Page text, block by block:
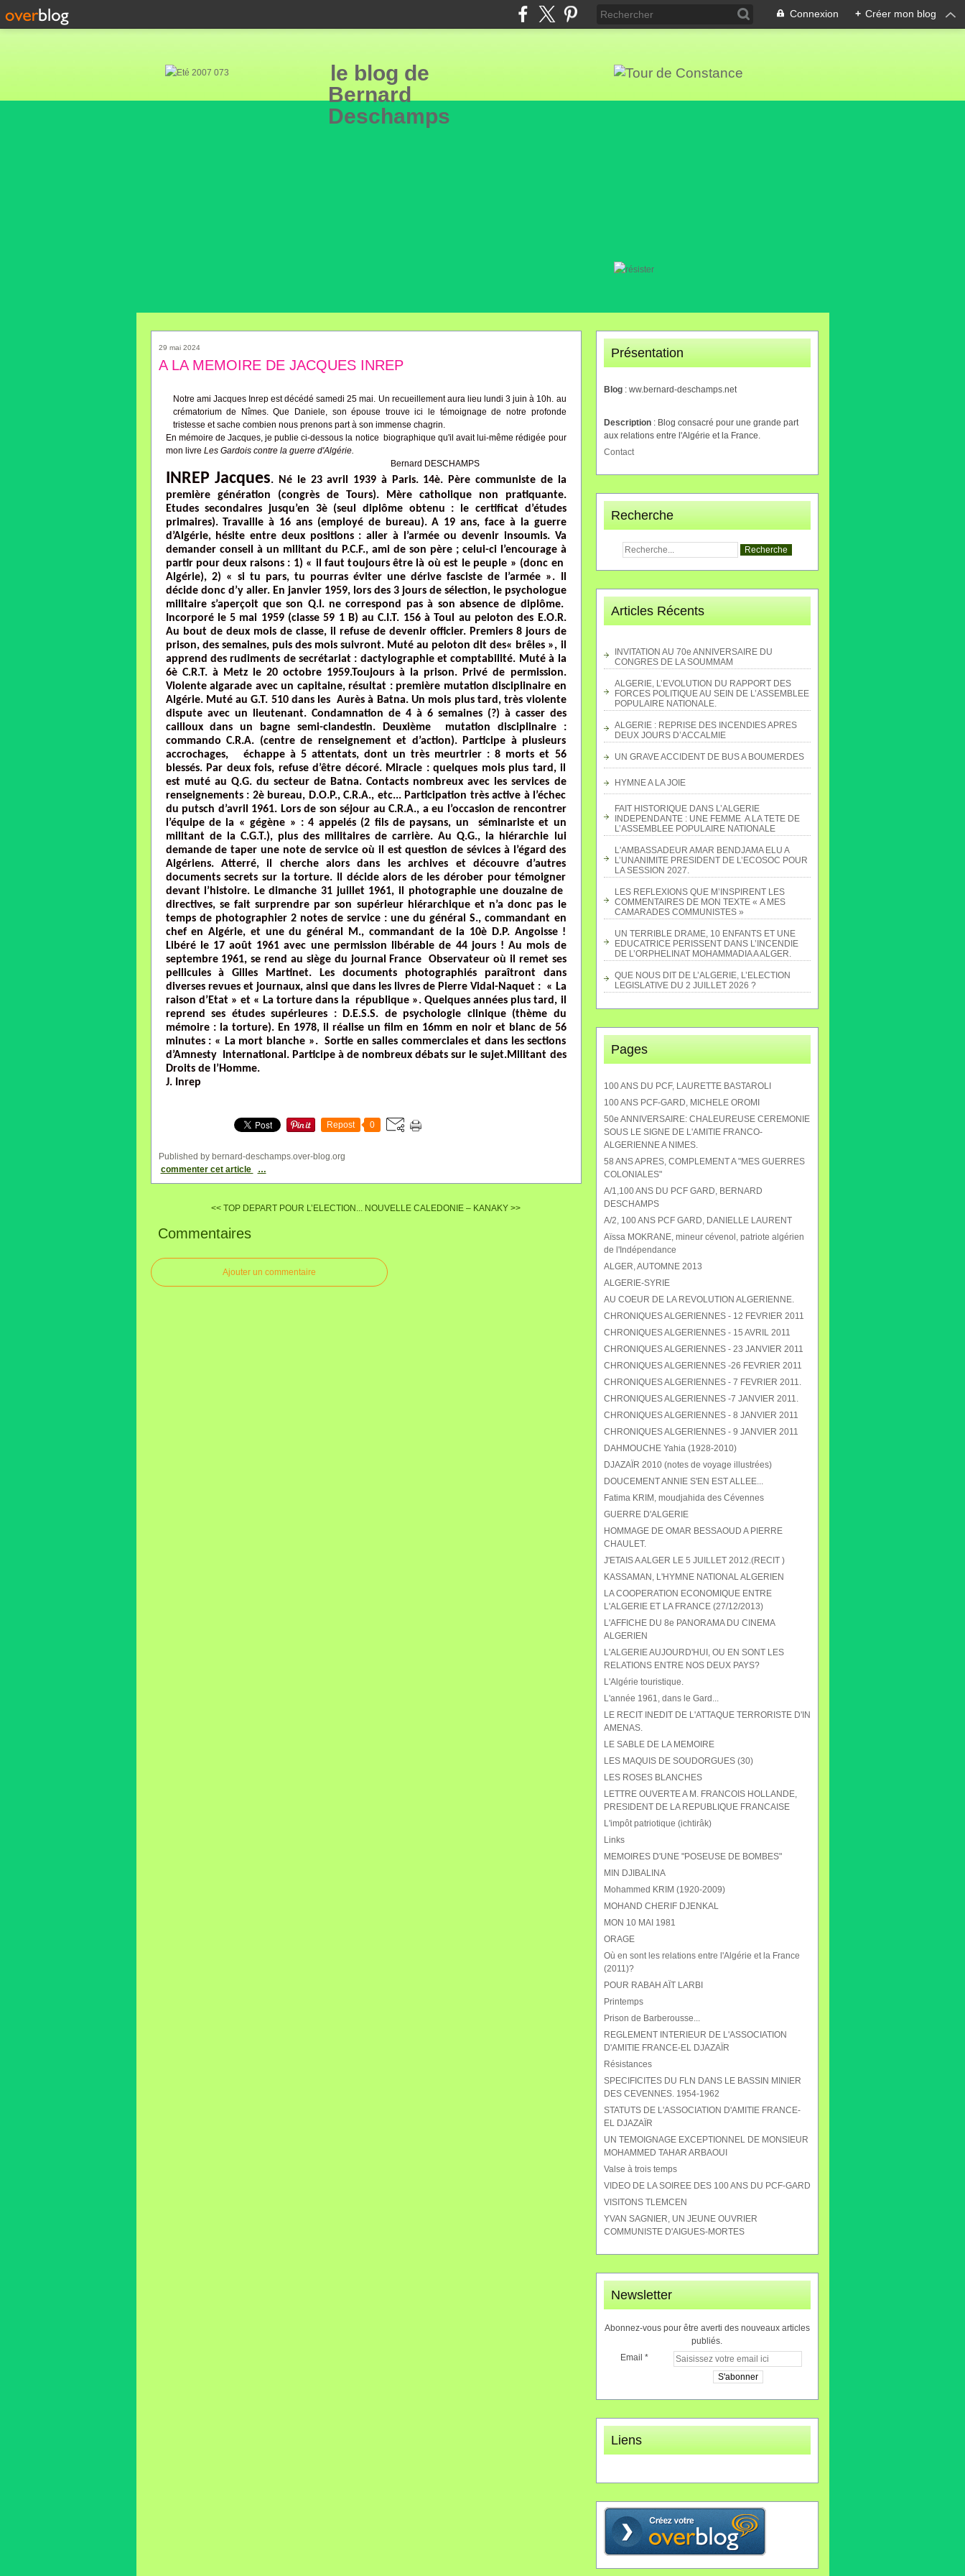
Connexion + Créer mon blog
le blog de
Bernard
Deschamps
29 mai 2024
A LA MEMOIRE DE JACQUES INREP
Notre ami Jacques Inrep est décédé samedi 25 mai. Un recueillement aura lieu lundi 3 juin à 10h. au
crématorium de Nîmes. Que Daniele, son épouse trouve ici le témoignage de notre profonde
tristesse et sache combien nous prenons part à son immense chagrin.
En mémoire de Jacques, je publie ci-dessous la notice biographique qu'il avait lui-même rédigée pour
mon livre Les Gardois contre la guerre d'Algérie.
Bernard DESCHAMPS
INREP Jacques. Né le 23 avril 1939 à Paris. 14è. Père communiste de la
première génération (congrès de Tours). Mère catholique non pratiquante.
Etudes secondaires jusqu’en 3è (seul diplôme obtenu : le certificat d’études
primaires). Travaille à 16 ans (employé de bureau). A 19 ans, face à la guerre
d’Algérie, hésite entre deux positions : aller à l’armée ou devenir insoumis. Va
demander conseil à un militant du P.C.F., ami de son père ; celui-ci l’encourage à
partir pour deux raisons : 1) « il faut toujours être là où est le peuple » (donc en
Algérie), 2) « si tu pars, tu pourras éviter une dérive fasciste de l’armée ». Il
décide donc d’y aller. En janvier 1959, lors des 3 jours de sélection, le psychologue
militaire s’aperçoit que son Q.I. ne correspond pas à son absence de diplôme.
Incorporé le 5 mai 1959 (classe 59 1 B) au C.I.T. 156 à Toul au peloton des E.O.R.
Au bout de deux mois de classe, il refuse de devenir officier. Premiers 8 jours de
prison, des semaines, puis des mois suivront. Muté au peloton dit des« brêles », il
apprend des rudiments de secrétariat : dactylographie et comptabilité. Muté à la
6è C.R.T. à Metz le 20 octobre 1959.Toujours à la prison. Privé de permission.
Violente algarade avec un capitaine, résultat : première mutation disciplinaire en
Algérie. Muté au G.T. 510 dans les Aurès à Batna. Un mois plus tard, très violente
dispute avec un lieutenant. Condamnation de 4 à 6 semaines (?) à casser des
cailloux dans un bagne semi-clandestin. Deuxième mutation disciplinaire :
commando C.R.A. (centre de renseignement et d’action). Participe à plusieurs
accrochages, échappe à 5 attentats, dont un très meurtrier : 8 morts et 56
blessés. Par deux fois, refuse d’être décoré. Miracle : quelques mois plus tard, il
est muté au Q.G. du secteur de Batna. Contacts nombreux avec les services de
renseignements : 2è bureau, D.O.P., C.R.A., etc... Participation très active à l’échec
du putsch d’avril 1961. Lors de son séjour au C.R.A., a eu l’occasion de rencontrer
l’équipe de la « gégène » : 4 appelés (2 fils de paysans, un séminariste et un
militant de la C.G.T.), plus des militaires de carrière. Au Q.G., la hiérarchie lui
demande de taper une note de service où il est question de sévices à l’égard des
Algériens. Atterré, il cherche alors dans les archives et découvre d’autres
documents secrets sur la torture. Il décide alors de les dérober pour témoigner
devant l’histoire. Le dimanche 31 juillet 1961, il photographie une douzaine de
directives, se fait surprendre par son supérieur hiérarchique et n’a donc pas le
temps de photographier 2 notes de service : une du général S., commandant en
chef en Algérie, et une du général M., commandant de la 10è D.P. Angoisse !
Libéré le 17 août 1961 avec une permission libérable de 44 jours ! Au mois de
septembre 1961, se rend au siège du journal France Observateur où il remet ses
pellicules à Gilles Martinet. Les documents photographiés paraîtront dans
diverses revues et journaux, ainsi que dans les livres de Pierre Vidal-Naquet : « La
raison d’Etat » et « La torture dans la république ». Quelques années plus tard, il
reprend ses études supérieures : D.E.S.S. de psychologie clinique (thème du
mémoire : la torture). En 1978, il réalise un film en 16mm en noir et blanc de 56
minutes : « La mort blanche ». Sortie en salles commerciales et dans les sections
d’Amnesty International. Participe à de nombreux débats sur le sujet.Militant des
Droits de l’Homme.
J. Inrep
Repost 0
Published by bernard-deschamps.over-blog.org
commenter cet article
…
<< TOP DEPART POUR L’ELECTION... NOUVELLE CALEDONIE – KANAKY >>
Commentaires
Ajouter un commentaire
Présentation
Blog : ww.bernard-deschamps.net
Description : Blog consacré pour une grande part
aux relations entre l'Algérie et la France.
Contact
Recherche
Articles Récents
INVITATION AU 70e ANNIVERSAIRE DU
CONGRES DE LA SOUMMAM
ALGERIE, L’EVOLUTION DU RAPPORT DES
FORCES POLITIQUE AU SEIN DE L’ASSEMBLEE
POPULAIRE NATIONALE.
ALGERIE : REPRISE DES INCENDIES APRES
DEUX JOURS D’ACCALMIE
UN GRAVE ACCIDENT DE BUS A BOUMERDES
HYMNE A LA JOIE
FAIT HISTORIQUE DANS L’ALGERIE
INDEPENDANTE : UNE FEMME A LA TETE DE
L’ASSEMBLEE POPULAIRE NATIONALE
L'AMBASSADEUR AMAR BENDJAMA ELU A
L’UNANIMITE PRESIDENT DE L’ECOSOC POUR
LA SESSION 2027.
LES REFLEXIONS QUE M’INSPIRENT LES
COMMENTAIRES DE MON TEXTE « A MES
CAMARADES COMMUNISTES »
UN TERRIBLE DRAME, 10 ENFANTS ET UNE
EDUCATRICE PERISSENT DANS L’INCENDIE
DE L’ORPHELINAT MOHAMMADIA A ALGER.
QUE NOUS DIT DE L’ALGERIE, L’ELECTION
LEGISLATIVE DU 2 JUILLET 2026 ?
Pages
100 ANS DU PCF, LAURETTE BASTAROLI
100 ANS PCF-GARD, MICHELE OROMI
50e ANNIVERSAIRE: CHALEUREUSE CEREMONIE
SOUS LE SIGNE DE L'AMITIE FRANCO-
ALGERIENNE A NIMES.
58 ANS APRES, COMPLEMENT A "MES GUERRES
COLONIALES"
A/1,100 ANS DU PCF GARD, BERNARD
DESCHAMPS
A/2, 100 ANS PCF GARD, DANIELLE LAURENT
Aïssa MOKRANE, mineur cévenol, patriote algérien
de l'Indépendance
ALGER, AUTOMNE 2013
ALGERIE-SYRIE
AU COEUR DE LA REVOLUTION ALGERIENNE.
CHRONIQUES ALGERIENNES - 12 FEVRIER 2011
CHRONIQUES ALGERIENNES - 15 AVRIL 2011
CHRONIQUES ALGERIENNES - 23 JANVIER 2011
CHRONIQUES ALGERIENNES -26 FEVRIER 2011
CHRONIQUES ALGERIENNES - 7 FEVRIER 2011.
CHRONIQUES ALGERIENNES -7 JANVIER 2011.
CHRONIQUES ALGERIENNES - 8 JANVIER 2011
CHRONIQUES ALGERIENNES - 9 JANVIER 2011
DAHMOUCHE Yahia (1928-2010)
DJAZAÏR 2010 (notes de voyage illustrées)
DOUCEMENT ANNIE S'EN EST ALLEE...
Fatima KRIM, moudjahida des Cévennes
GUERRE D'ALGERIE
HOMMAGE DE OMAR BESSAOUD A PIERRE
CHAULET.
J'ETAIS A ALGER LE 5 JUILLET 2012.(RECIT )
KASSAMAN, L'HYMNE NATIONAL ALGERIEN
LA COOPERATION ECONOMIQUE ENTRE
L'ALGERIE ET LA FRANCE (27/12/2013)
L'AFFICHE DU 8e PANORAMA DU CINEMA
ALGERIEN
L'ALGERIE AUJOURD'HUI, OU EN SONT LES
RELATIONS ENTRE NOS DEUX PAYS?
L'Algérie touristique.
L'année 1961, dans le Gard...
LE RECIT INEDIT DE L'ATTAQUE TERRORISTE D'IN
AMENAS.
LE SABLE DE LA MEMOIRE
LES MAQUIS DE SOUDORGUES (30)
LES ROSES BLANCHES
LETTRE OUVERTE A M. FRANCOIS HOLLANDE,
PRESIDENT DE LA REPUBLIQUE FRANCAISE
L'impôt patriotique (ichtirâk)
Links
MEMOIRES D'UNE "POSEUSE DE BOMBES"
MIN DJIBALINA
Mohammed KRIM (1920-2009)
MOHAND CHERIF DJENKAL
MON 10 MAI 1981
ORAGE
Où en sont les relations entre l'Algérie et la France
(2011)?
POUR RABAH AÏT LARBI
Printemps
Prison de Barberousse...
REGLEMENT INTERIEUR DE L'ASSOCIATION
D'AMITIE FRANCE-EL DJAZAÏR
Résistances
SPECIFICITES DU FLN DANS LE BASSIN MINIER
DES CEVENNES. 1954-1962
STATUTS DE L'ASSOCIATION D'AMITIE FRANCE-
EL DJAZAÏR
UN TEMOIGNAGE EXCEPTIONNEL DE MONSIEUR
MOHAMMED TAHAR ARBAOUI
Valse à trois temps
VIDEO DE LA SOIREE DES 100 ANS DU PCF-GARD
VISITONS TLEMCEN
YVAN SAGNIER, UN JEUNE OUVRIER
COMMUNISTE D'AIGUES-MORTES
Newsletter
Abonnez-vous pour être averti des nouveaux articles
publiés.
Email
Liens